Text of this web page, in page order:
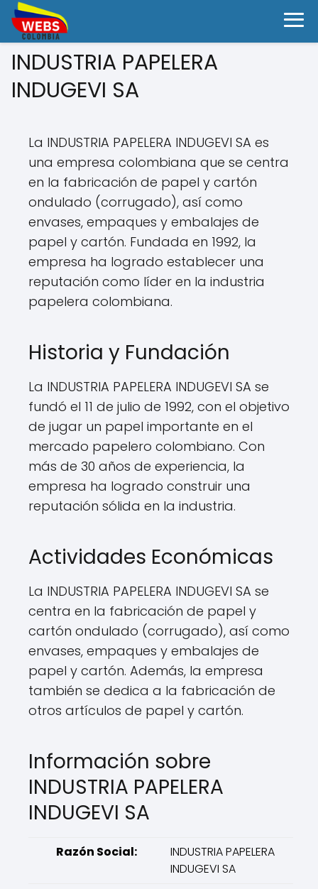
INDUSTRIA PAPELERA
INDUGEVI SA
La INDUSTRIA PAPELERA INDUGEVI SA es
una empresa colombiana que se centra
en la fabricación de papel y cartón
ondulado (corrugado), así como
envases, empaques y embalajes de
papel y cartón. Fundada en 1992, la
empresa ha logrado establecer una
reputación como líder en la industria
papelera colombiana.
Historia y Fundación
La INDUSTRIA PAPELERA INDUGEVI SA se
fundó el 11 de julio de 1992, con el objetivo
de jugar un papel importante en el
mercado papelero colombiano. Con
más de 30 años de experiencia, la
empresa ha logrado construir una
reputación sólida en la industria.
Actividades Económicas
La INDUSTRIA PAPELERA INDUGEVI SA se
centra en la fabricación de papel y
cartón ondulado (corrugado), así como
envases, empaques y embalajes de
papel y cartón. Además, la empresa
también se dedica a la fabricación de
otros artículos de papel y cartón.
Información sobre
INDUSTRIA PAPELERA
INDUGEVI SA
Razón Social:
INDUSTRIA PAPELERA
INDUGEVI SA